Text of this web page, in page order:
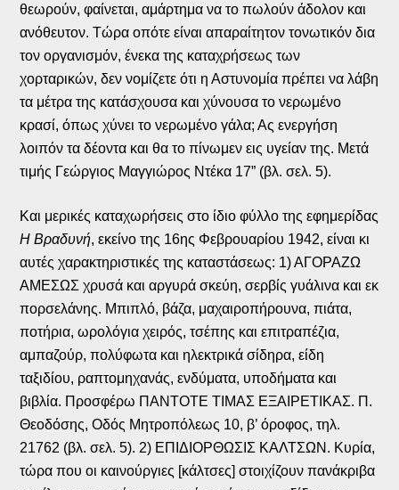
θεωρούν, φαίνεται, αμάρτημα να το πωλούν άδολον και
ανόθευτον. Τώρα οπότε είναι απαραίτητον τονωτικόν δια
τον οργανισμόν, ένεκα της καταχρήσεως των
χορταρικών, δεν νομίζετε ότι η Αστυνομία πρέπει να λάβη
τα μέτρα της κατάσχουσα και χύνουσα το νερωμένο
κρασί, όπως χύνει το νερωμένο γάλα; Ας ενεργήση
λοιπόν τα δέοντα και θα το πίνωμεν εις υγείαν της. Μετά
τιμής Γεώργιος Μαγγιώρος Ντέκα 17” (βλ. σελ. 5).
Και μερικές καταχωρήσεις στο ίδιο φύλλο της εφημερίδας
Η Βραδυνή, εκείνο της 16ης Φεβρουαρίου 1942, είναι κι
αυτές χαρακτηριστικές της καταστάσεως: 1) ΑΓΟΡΑΖΩ
ΑΜΕΣΩΣ χρυσά και αργυρά σκεύη, σερβίς γυάλινα και εκ
πορσελάνης. Μπιπλό, βάζα, μαχαιροπήρουνα, πιάτα,
ποτήρια, ωρολόγια χειρός, τσέπης και επιτραπέζια,
αμπαζούρ, πολύφωτα και ηλεκτρικά σίδηρα, είδη
ταξιδίου, ραπτομηχανάς, ενδύματα, υποδήματα και
βιβλία. Προσφέρω ΠΑΝΤΟΤΕ ΤΙΜΑΣ ΕΞΑΙΡΕΤΙΚΑΣ. Π.
Θεοδόσης, Οδός Μητροπόλεως 10, β’ όροφος, τηλ.
21762 (βλ. σελ. 5). 2) ΕΠΙΔΙΟΡΘΩΣΙΣ ΚΑΛΤΣΩΝ. Κυρία,
τώρα που οι καινούργιες [κάλτσες] στοιχίζουν πανάκριβα